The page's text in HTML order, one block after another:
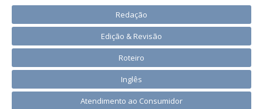
Redação
Edição & Revisão
Roteiro
Inglês
Atendimento ao Consumidor